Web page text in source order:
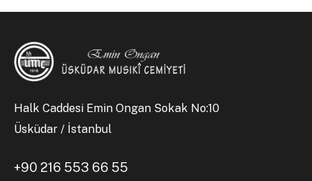
Halk Caddesi Emin Ongan Sokak No:10
Üsküdar / İstanbul
+90 216 553 66 55